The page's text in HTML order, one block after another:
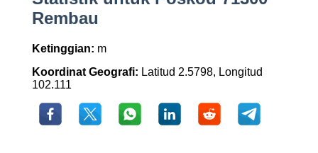
Rembau
Ketinggian: m
Koordinat Geografi: Latitud 2.5798, Longitud
102.111